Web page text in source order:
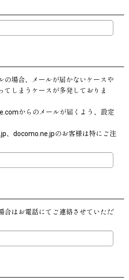
の場合、メールが届かないケースや
てしまうケースが多発しておりま
からのメールが届くよう、設定
、docomo.ne.jpのお客様は特にご注
合はお電話にてご連絡させていただ